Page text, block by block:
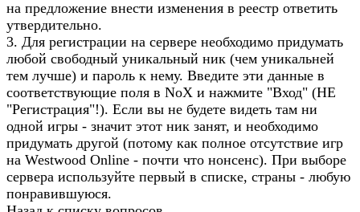
на предложение внести изменения в реестр ответить
утвердительно.
3. Для регистрации на сервере необходимо придумать
любой свободный уникальный ник (чем уникальней
тем лучше) и пароль к нему. Введите эти данные в
соответствующие поля в NoX и нажмите "Вход" (НЕ
"Регистрация"!). Если вы не будете видеть там ни
одной игры - значит этот ник занят, и необходимо
придумать другой (потому как полное отсутствие игр
на Westwood Online - почти что нонсенс). При выборе
сервера используйте первый в списке, страны - любую
понравившуюся.